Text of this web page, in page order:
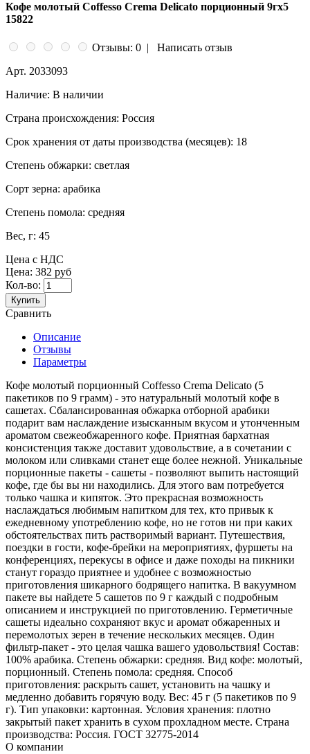
Кофе молотый Coffesso Crema Delicato порционный 9гx5
15822
Отзывы: 0 |
Написать отзыв
Арт. 2033093
Наличие: В наличии
Страна происхождения: Россия
Срок хранения от даты производства (месяцев): 18
Степень обжарки: светлая
Сорт зерна: арабика
Степень помола: средняя
Вес, г: 45
Цена с НДС
Цена: 382 руб
Кол-во:
Купить
Сравнить
Описание
Отзывы
Параметры
Кофе молотый порционный Coffesso Crema Delicato (5
пакетиков по 9 грамм) - это натуральный молотый кофе в
сашетах. Сбалансированная обжарка отборной арабики
подарит вам наслаждение изысканным вкусом и утонченным
ароматом свежеобжаренного кофе. Приятная бархатная
консистенция также доставит удовольствие, а в сочетании с
молоком или сливками станет еще более нежной. Уникальные
порционные пакеты - сашеты - позволяют выпить настоящий
кофе, где бы вы ни находились. Для этого вам потребуется
только чашка и кипяток. Это прекрасная возможность
наслаждаться любимым напитком для тех, кто привык к
ежедневному употреблению кофе, но не готов ни при каких
обстоятельствах пить растворимый вариант. Путешествия,
поездки в гости, кофе-брейки на мероприятиях, фуршеты на
конференциях, перекусы в офисе и даже походы на пикники
станут гораздо приятнее и удобнее с возможностью
приготовления шикарного бодрящего напитка. В вакуумном
пакете вы найдете 5 сашетов по 9 г каждый с подробным
описанием и инструкцией по приготовлению. Герметичные
сашеты идеально сохраняют вкус и аромат обжаренных и
перемолотых зерен в течение нескольких месяцев. Один
фильтр-пакет - это целая чашка вашего удовольствия! Состав:
100% арабика. Степень обжарки: средняя. Вид кофе: молотый,
порционный. Степень помола: средняя. Способ
приготовления: раскрыть сашет, установить на чашку и
медленно добавить горячую воду. Вес: 45 г (5 пакетиков по 9
г). Тип упаковки: картонная. Условия хранения: плотно
закрытый пакет хранить в сухом прохладном месте. Страна
производства: Россия. ГОСТ 32775-2014
О компании